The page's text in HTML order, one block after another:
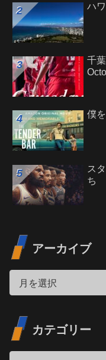
ハ
千
僕
ス
ち
アーカイブ
カテゴリー